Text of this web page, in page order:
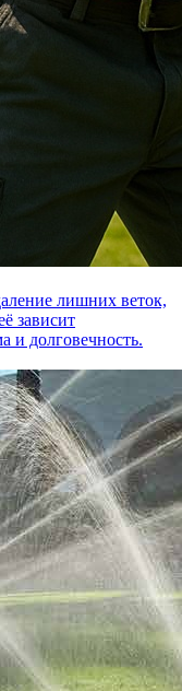
лишних веток,
зависит
и долговечность.